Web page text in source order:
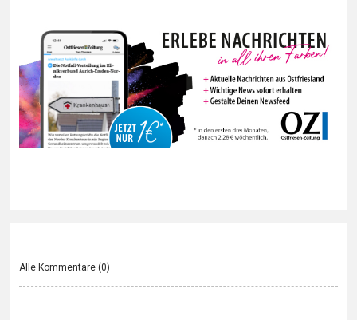
Alle Kommentare (0)